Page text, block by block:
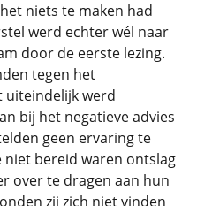
niets te maken had
werd echter wél naar
door de eerste lezing.
tegen het
uiteindelijk werd
bij het negatieve advies
geen ervaring te
bereid waren ontslag
over te dragen aan hun
zij zich niet vinden